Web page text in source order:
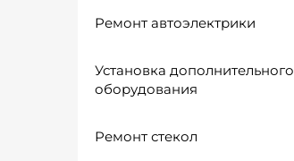
Ремонт автоэлектрики
Установка дополнительного
оборудования
Ремонт стекол